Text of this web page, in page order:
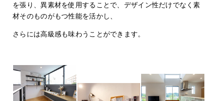
を張り、異素材を使用することで、デザイン性だけでなく素
材そのものがもつ性能を活かし、
さらには高級感も味わうことができます。